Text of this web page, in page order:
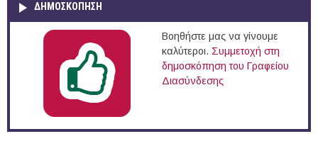
ΔΗΜΟΣΚΌΠΗΣΗ
Βοηθήστε μας να γίνουμε
καλύτεροι. Συμμετοχή στη
δημοσκόπηση του Γραφείου
Διασύνδεσης